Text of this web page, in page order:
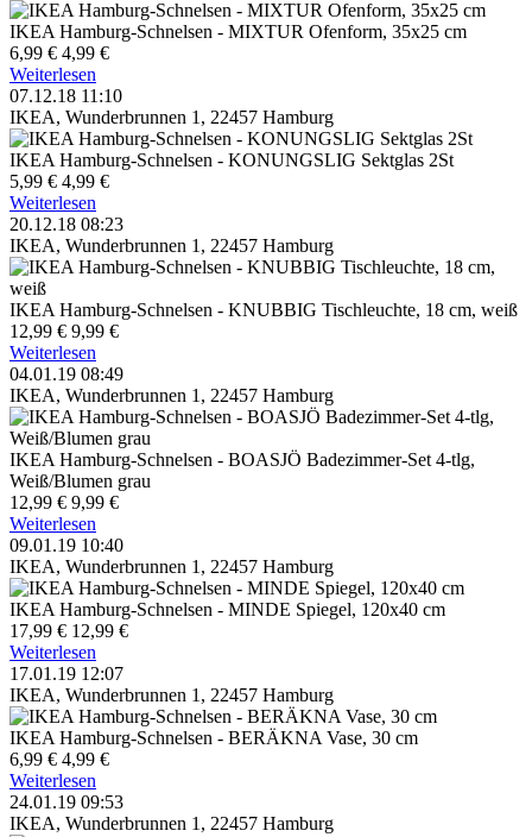
IKEA Hamburg-Schnelsen - MIXTUR Ofenform, 35x25 cm
6,99 € 4,99 €
Weiterlesen
07.12.18 11:10
IKEA, Wunderbrunnen 1, 22457 Hamburg
IKEA Hamburg-Schnelsen - KONUNGSLIG Sektglas 2St
5,99 € 4,99 €
Weiterlesen
20.12.18 08:23
IKEA, Wunderbrunnen 1, 22457 Hamburg
IKEA Hamburg-Schnelsen - KNUBBIG Tischleuchte, 18 cm, weiß
12,99 € 9,99 €
Weiterlesen
04.01.19 08:49
IKEA, Wunderbrunnen 1, 22457 Hamburg
IKEA Hamburg-Schnelsen - BOASJÖ Badezimmer-Set 4-tlg,
Weiß/Blumen grau
12,99 € 9,99 €
Weiterlesen
09.01.19 10:40
IKEA, Wunderbrunnen 1, 22457 Hamburg
IKEA Hamburg-Schnelsen - MINDE Spiegel, 120x40 cm
17,99 € 12,99 €
Weiterlesen
17.01.19 12:07
IKEA, Wunderbrunnen 1, 22457 Hamburg
IKEA Hamburg-Schnelsen - BERÄKNA Vase, 30 cm
6,99 € 4,99 €
Weiterlesen
24.01.19 09:53
IKEA, Wunderbrunnen 1, 22457 Hamburg